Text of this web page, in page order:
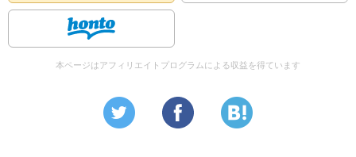
本ページはアフィリエイトプログラムによる収益を得ています